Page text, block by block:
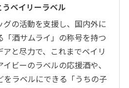
ベイリーラベル
の活動を支援し、国内外に
「酒サムライ」の称号を持つ
と尽力で、これまでベイリ
ビーのラベルの応援酒や、
をラベルにできる「うちの子